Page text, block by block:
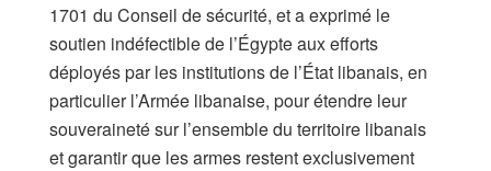
1701 du Conseil de sécurité, et a exprimé le
soutien indéfectible de l’Égypte aux efforts
déployés par les institutions de l’État libanais, en
particulier l’Armée libanaise, pour étendre leur
souveraineté sur l’ensemble du territoire libanais
et garantir que les armes restent exclusivement